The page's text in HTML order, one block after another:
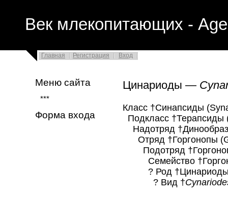
Век млекопитающих -
Главная Регистрация Вход
Меню сайта
***
Форма входа
Цинариоды —
Класс †Синапсиды
Подкласс †Терапсиды
Надотряд
Отряд †Горгонопы
Подотряд
Семейство
? Род
? Вид †